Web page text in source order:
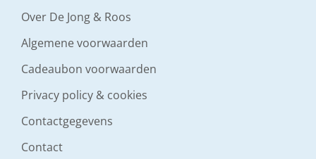
Over De Jong & Roos
Algemene voorwaarden
Cadeaubon voorwaarden
Privacy policy & cookies
Contactgegevens
Contact